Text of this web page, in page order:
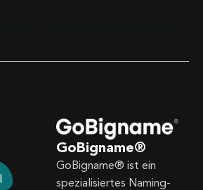
GoBigname®
GoBigname® ist ein
spezialisiertes Naming-